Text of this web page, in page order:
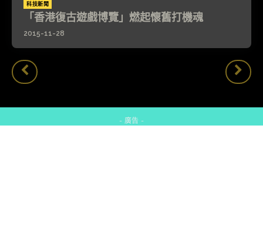
科技新聞
「香港復古遊戲博覽」燃起懷舊打機魂
2015-11-28
- 廣告 -